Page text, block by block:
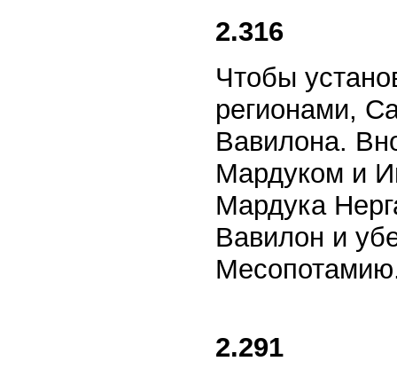
2.316
Чтобы
регионами,
Вавилона.
Мардуком и
Мардука
Вавилон и
2.291